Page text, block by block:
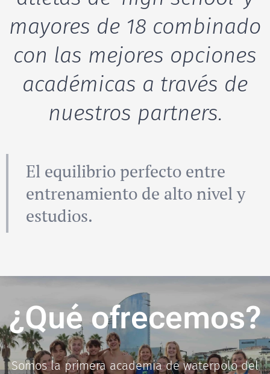
mayores de 18 combinado
con las mejores opciones
académicas a través de
nuestros partners.
El equilibrio perfecto entre
entrenamiento de alto nivel y
estudios.
¿Qué ofrecemos?
Somos la primera academia de waterpolo del